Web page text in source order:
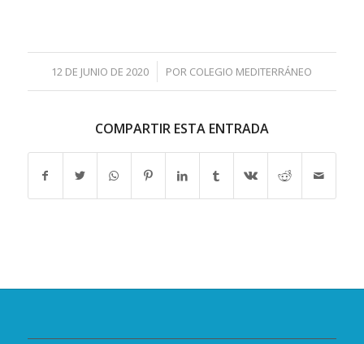
12 DE JUNIO DE 2020
/ POR COLEGIO MEDITERRÁNEO
COMPARTIR ESTA ENTRADA